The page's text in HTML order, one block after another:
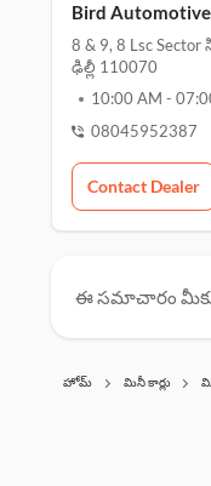
Bird
8 & 9, 8 Lsc Sector
ఢిల్లీ 110070
10:00 AM -
08045952387
Contact Dealer
ఈ సమాచారం
హోమ్ మినీ కార్లు